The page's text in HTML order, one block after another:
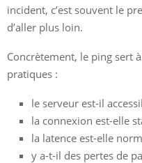
incident, c’est souvent le
d’aller plus loin.
Concrètement, le ping sert
pratiques :
le serveur est-il
la connexion est-elle
la latence est-elle
y a-t-il des pertes de